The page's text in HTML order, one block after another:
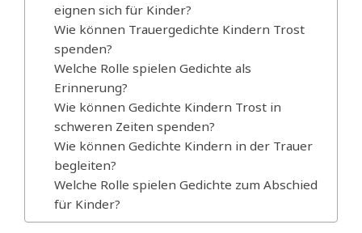
eignen sich für Kinder?
Wie können Trauergedichte Kindern Trost
spenden?
Welche Rolle spielen Gedichte als
Erinnerung?
Wie können Gedichte Kindern Trost in
schweren Zeiten spenden?
Wie können Gedichte Kindern in der Trauer
begleiten?
Welche Rolle spielen Gedichte zum Abschied
für Kinder?